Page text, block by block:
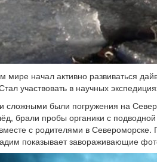
мире начал активно развиваться
участвовать в научных
сложными были погружения на
брали пробы органики с
с родителями в
показывает завораживающие